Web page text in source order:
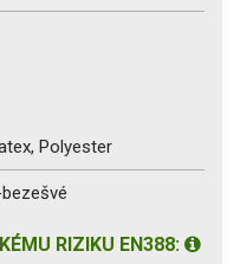
Polyester
RIZIKU EN388: